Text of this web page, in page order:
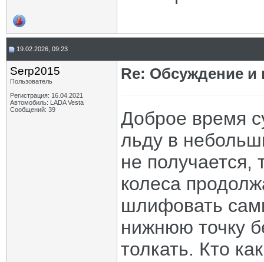
19.02.2026, 09:23
Serp2015
Пользователь
Регистрация: 16.04.2021
Автомобиль: LADA Vesta
Сообщений: 39
Re: Обсуждение
Доброе время
льду в
не получается,
колеса
шлифовать
нижнюю точку
толкать. Кто